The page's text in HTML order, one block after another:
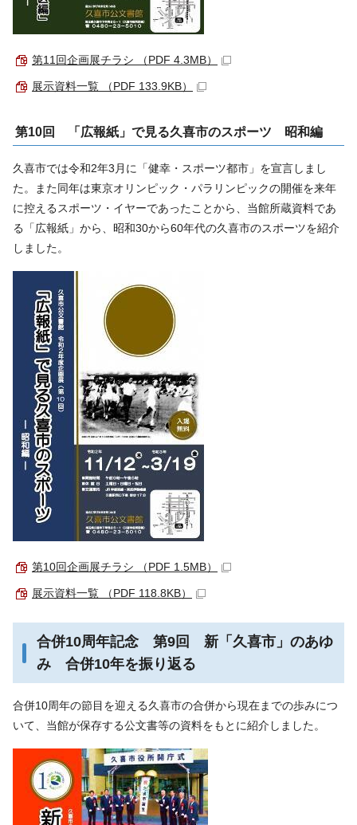
第11回企画展チラシ （PDF 4.3MB）
展示資料一覧 （PDF 133.9KB）
第10回 「広報紙」で見る久喜市のスポーツ 昭和編
久喜市では令和2年3月に「健幸・スポーツ都市」を宣言しまし
た。また同年は東京オリンピック・パラリンピックの開催を来年
に控えるスポーツ・イヤーであったことから、当館所蔵資料であ
る「広報紙」から、昭和30から60年代の久喜市のスポーツを紹介
しました。
第10回企画展チラシ （PDF 1.5MB）
展示資料一覧 （PDF 118.8KB）
合併10周年記念 第9回 新「久喜市」のあゆ
み 合併10年を振り返る
合併10周年の節目を迎える久喜市の合併から現在までの歩みにつ
いて、当館が保存する公文書等の資料をもとに紹介しました。